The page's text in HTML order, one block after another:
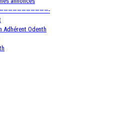
Adhérent Odenth